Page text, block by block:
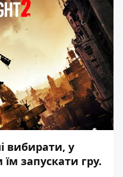
вибирати, у
запускати гру.